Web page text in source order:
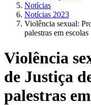
Notícias
Notícias 2023
Violência sexual:
palestras em escolas
Violência
de Justiça
palestras